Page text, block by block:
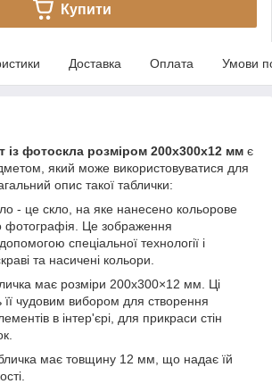
Купити
Доставка Оплата Умови
із фотоскла розміром 200х300x12 мм є
який може використовуватися для
опис такої таблички:
- це скло, на яке нанесено кольорове
фотографія. Це зображення
спеціальної технології і
та насичені кольори.
має розміри 200х300×12 мм. Ці
її чудовим вибором для створення
в інтер'єрі, для прикраси стін
має товщину 12 мм, що надає їй